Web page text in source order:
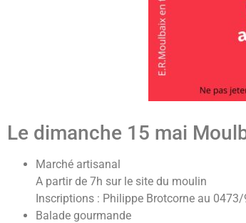
Le dimanche 15 mai
Marché artisanal
A partir de 7h sur le site du moulin
Inscriptions : Philippe Brotcorne au
Balade gourmande